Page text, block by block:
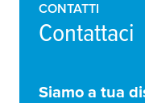
CONTATTI
Contattaci
Siamo a tua